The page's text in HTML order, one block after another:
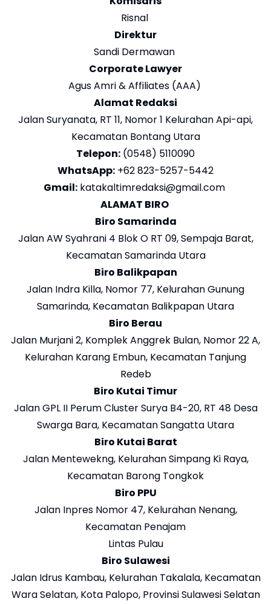
Risnal
Direktur
Sandi Dermawan
Corporate Lawyer
Agus Amri & Affiliates (AAA)
Alamat Redaksi
Jalan Suryanata, RT 11, Nomor 1 Kelurahan Api-api,
Kecamatan Bontang Utara
Telepon: (0548) 5110090
WhatsApp: +62 823-5257-5442
Gmail: katakaltimredaksi@gmail.com
ALAMAT BIRO
Biro Samarinda
Jalan AW Syahrani 4 Blok O RT 09, Sempaja Barat,
Kecamatan Samarinda Utara
Biro Balikpapan
Jalan Indra Killa, Nomor 77, Kelurahan Gunung
Samarinda, Kecamatan Balikpapan Utara
Biro Berau
Jalan Murjani 2, Komplek Anggrek Bulan, Nomor 22 A,
Kelurahan Karang Embun, Kecamatan Tanjung
Redeb
Biro Kutai Timur
Jalan GPL II Perum Cluster Surya B4-20, RT 48 Desa
Swarga Bara, Kecamatan Sangatta Utara
Biro Kutai Barat
Jalan Mentewekng, Kelurahan Simpang Ki Raya,
Kecamatan Barong Tongkok
Biro PPU
Jalan Inpres Nomor 47, Kelurahan Nenang,
Kecamatan Penajam
Lintas Pulau
Biro Sulawesi
Jalan Idrus Kambau, Kelurahan Takalala, Kecamatan
Wara Selatan, Kota Palopo, Provinsi Sulawesi Selatan